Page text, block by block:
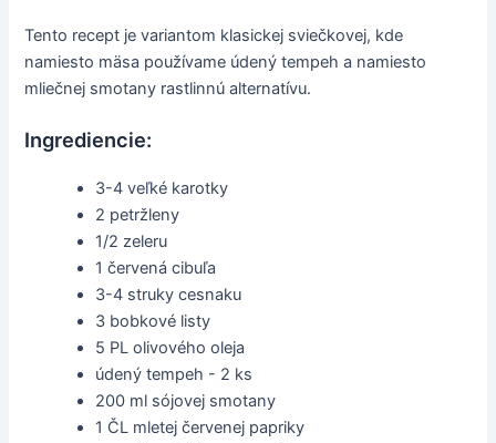
Tento recept je variantom klasickej sviečkovej, kde
namiesto mäsa používame údený tempeh a namiesto
mliečnej smotany rastlinnú alternatívu.
Ingrediencie:
3-4 veľké karotky
2 petržleny
1/2 zeleru
1 červená cibuľa
3-4 struky cesnaku
3 bobkové listy
5 PL olivového oleja
údený tempeh - 2 ks
200 ml sójovej smotany
1 ČL mletej červenej papriky